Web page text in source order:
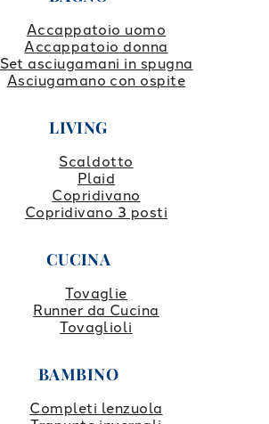
Accappatoio uomo
Accappatoio donna
Set asciugamani in spugna
Asciugamano con ospite
LIVING
Scaldotto
Plaid
Copridivano
Copridivano 3 posti
CUCINA
Tovaglie
Runner da Cucina
Tovaglioli
BAMBINO
Completi lenzuola